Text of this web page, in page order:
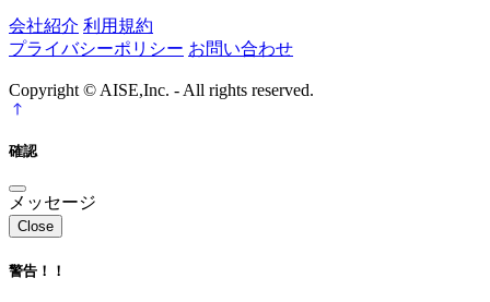
会社紹介 利用規約
プライバシーポリシー お問い合わせ
Copyright © AISE,Inc. - All rights reserved.
確認
メッセージ
Close
警告！！